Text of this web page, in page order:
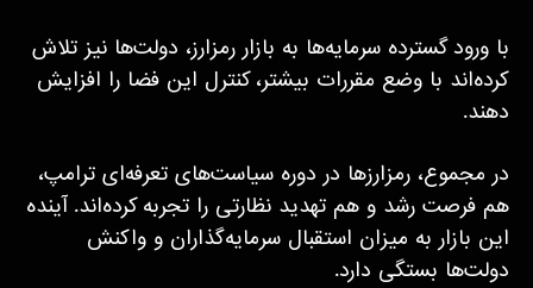
با ورود گسترده سرمایه‌ها به بازار رمزارز، دولت‌ها نیز تلاش
کرده‌اند با وضع مقررات بیشتر، کنترل این فضا را افزایش
دهند.
در مجموع، رمزارزها در دوره سیاست‌های تعرفه‌ای ترامپ،
هم فرصت رشد و هم تهدید نظارتی را تجربه کرده‌اند. آینده
این بازار به میزان استقبال سرمایه‌گذاران و واکنش
دولت‌ها بستگی دارد.